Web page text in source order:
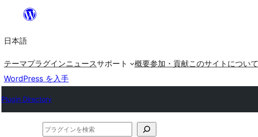
を
ッ
プ
日本語
テーマプラグインニュースサポート 概要参加・貢献このサイトについて
WordPress を入手
Plugin Directory
プ